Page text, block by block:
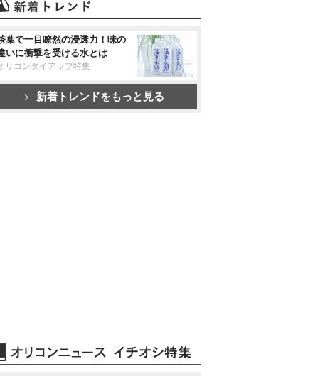
葉で一目瞭然の浸透力！味の
いに衝撃を受ける水とは
リコンタイアップ特集
新着トレンドをもっと見る